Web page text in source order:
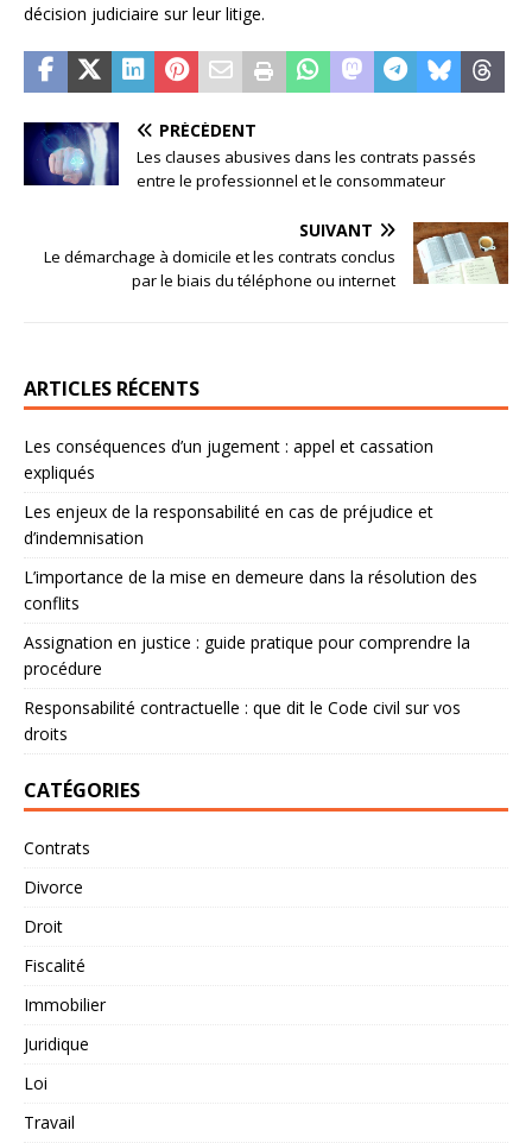
décision judiciaire sur leur litige.
PRÉCÉDENT
Les clauses abusives dans les contrats passés
entre le professionnel et le consommateur
SUIVANT
Le démarchage à domicile et les contrats conclus
par le biais du téléphone ou internet
ARTICLES RÉCENTS
Les conséquences d’un jugement : appel et cassation
expliqués
Les enjeux de la responsabilité en cas de préjudice et
d’indemnisation
L’importance de la mise en demeure dans la résolution des
conflits
Assignation en justice : guide pratique pour comprendre la
procédure
Responsabilité contractuelle : que dit le Code civil sur vos
droits
CATÉGORIES
Contrats
Divorce
Droit
Fiscalité
Immobilier
Juridique
Loi
Travail